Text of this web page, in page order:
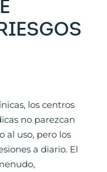
los centros
no parezcan
al uso, pero los
a diario. El